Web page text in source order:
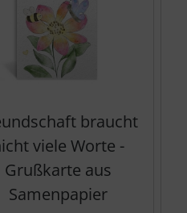
braucht
viele Worte -
Grußkarte aus
Samenpapier